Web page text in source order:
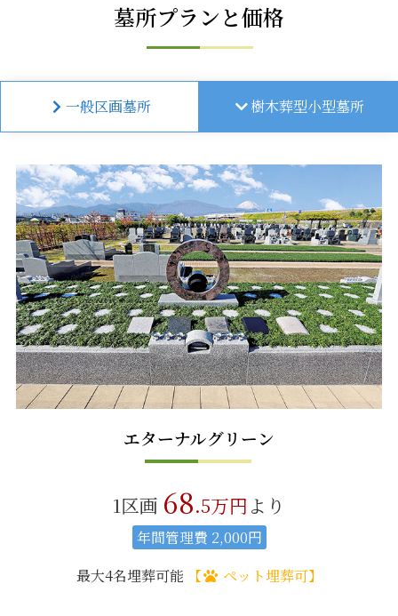
墓所プランと価格
一般区画墓所 樹木葬型小型墓所
エターナルグリーン
1区画 68.5万円より
年間管理費 2,000円
最大4名埋葬可能
【 ペット埋葬可】